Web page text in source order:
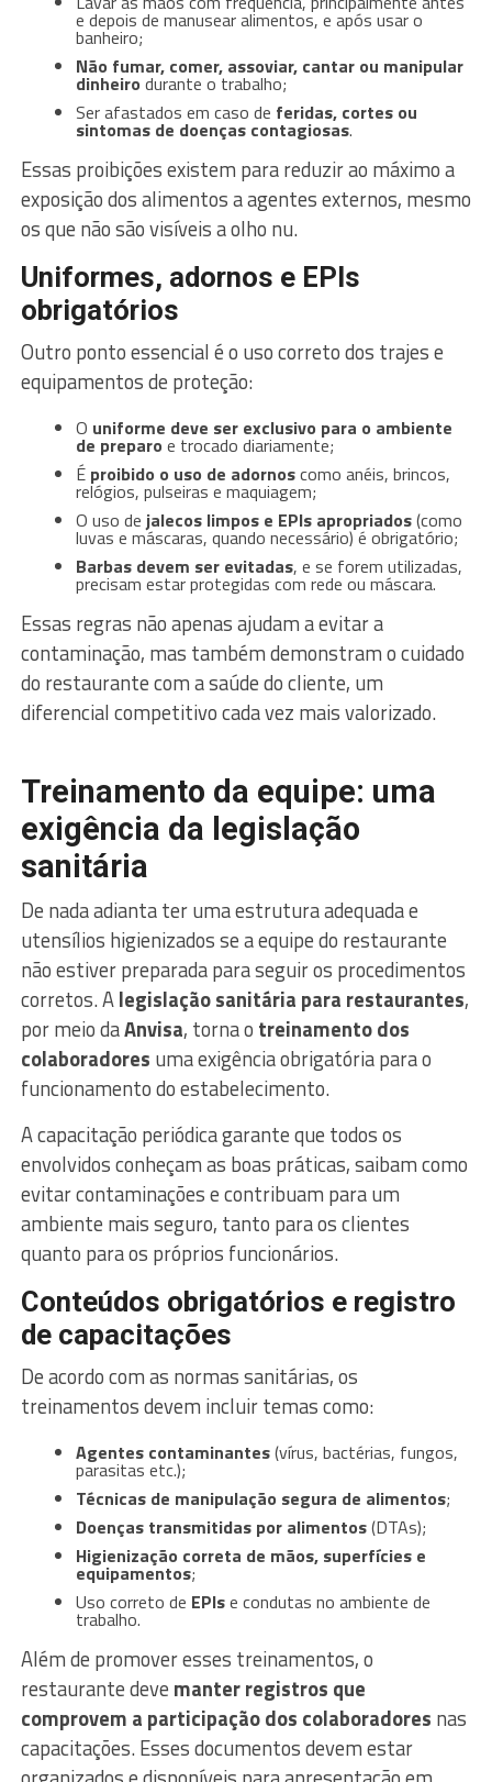
e depois de manusear alimentos, e após usar o
banheiro;
Não fumar, comer, assoviar, cantar ou manipular
dinheiro durante o trabalho;
Ser afastados em caso de feridas, cortes ou
sintomas de doenças contagiosas.
Essas proibições existem para reduzir ao máximo a
exposição dos alimentos a agentes externos, mesmo
os que não são visíveis a olho nu.
Uniformes, adornos e EPIs
obrigatórios
Outro ponto essencial é o uso correto dos trajes e
equipamentos de proteção:
O uniforme deve ser exclusivo para o ambiente
de preparo e trocado diariamente;
É proibido o uso de adornoscomo anéis, brincos,
relógios, pulseiras e maquiagem;
O uso de jalecos limpos e EPIs apropriados(como
luvas e máscaras, quando necessário) é obrigatório;
Barbas devem ser evitadas, e se forem utilizadas,
precisam estar protegidas com rede ou máscara.
Essas regras não apenas ajudam a evitar a
contaminação, mas também demonstram o cuidado
do restaurante com a saúde do cliente, um
diferencial competitivo cada vez mais valorizado.
Treinamento da equipe: uma
exigência da legislação
sanitária
De nada adianta ter uma estrutura adequada e
utensílios higienizados se a equipe do restaurante
não estiver preparada para seguir os procedimentos
corretos. Alegislação sanitária para restaurantes,
por meio daAnvisa, torna o treinamento dos
colaboradores uma exigência obrigatória para o
funcionamento do estabelecimento.
A capacitação periódica garante que todos os
envolvidos conheçam as boas práticas, saibam como
evitar contaminações e contribuam para um
ambiente mais seguro, tanto para os clientes
quanto para os próprios funcionários.
Conteúdos obrigatórios e registro
de capacitações
De acordo com as normas sanitárias, os
treinamentos devem incluir temas como:
Agentes contaminantes(vírus, bactérias, fungos,
parasitas etc.);
Técnicas de manipulação segura de alimentos;
Doenças transmitidas por alimentos(DTAs);
Higienização correta de mãos, superfícies e
equipamentos;
Uso correto de EPIse condutas no ambiente de
trabalho.
Além de promover esses treinamentos, o
restaurante deve manter registros que
comprovem a participação dos colaboradores nas
capacitações. Esses documentos devem estar